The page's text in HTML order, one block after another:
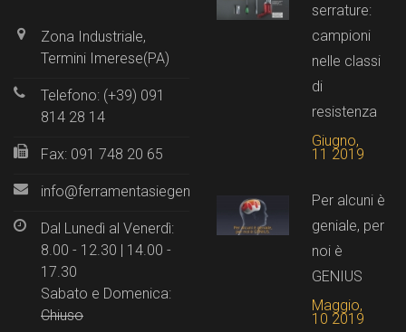
Zona Industriale,
Termini Imerese(PA)
Telefono: (+39) 091
814 28 14
Fax: 091 748 20 65
info@ferramentasiegenia.it
Dal Lunedì al Venerdì:
8.00 - 12.30 | 14.00 -
17.30
Sabato e Domenica:
Chiuso
serrature:
campioni
nelle classi
di
resistenza
Giugno,
11 2019
Per alcuni è
geniale, per
noi è
GENIUS
Maggio,
10 2019